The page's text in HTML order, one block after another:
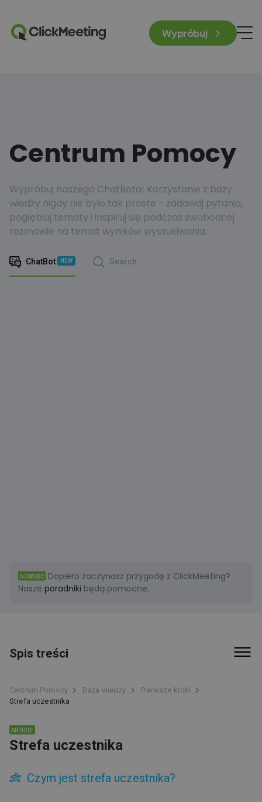
Wypróbuj
Centrum Pomocy
Wypróbuj naszego ChatBota! Korzystanie z bazy
wiedzy nigdy nie było tak proste - zadawaj pytania,
pogłębiaj tematy i inspiruj się podczas swobodnej
rozmowie na temat wyników wyszukiwania.
ChatBot NEW Search
NOWOŚĆ
Dopiero zaczynasz przygodę z ClickMeeting?
Nasze poradniki będą pomocne.
Spis treści
Pierwsze kroki
Strefa uczestnika
Czym jest strefa uczestnika?
O ClickMeeting
Centrum Pomocy Baza wiedzy
Pierwsze kroki
Strefa uczestnika
ARTICLE
Strefa uczestnika
Czym jest strefa uczestnika?